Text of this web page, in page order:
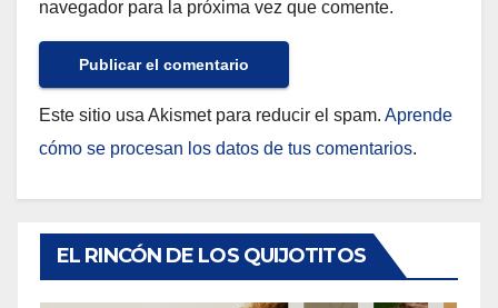
navegador para la próxima vez que comente.
Este sitio usa Akismet para reducir el spam. Aprende
cómo se procesan los datos de tus comentarios.
EL RINCÓN DE LOS QUIJOTITOS